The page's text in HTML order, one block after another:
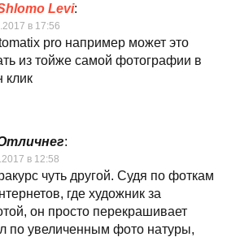
Levi:
в 17:56
pro например может это
из тойже самой фотографии в
клик
:
в 12:58
чуть другой. Судя по фоткам
где художник за
он просто перекрашивает
по увеличенным фото натуры,